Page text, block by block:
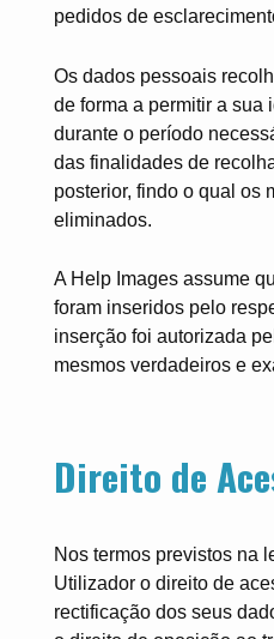
pedidos de
Os dados pessoais
de forma a permitir a sua
durante o período
das finalidades de
posterior, findo o qual os
eliminados.
A Help Images assume
foram inseridos pelo
inserção foi autorizada
mesmos verdadeiros e
Direito de
Nos termos previstos na
Utilizador o direito de
rectificação dos seus